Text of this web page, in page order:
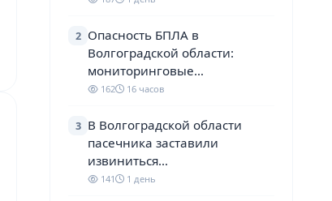
2 Опасность БПЛА в
Волгоградской области:
мониторинговые…
162 16 часов
3 В Волгоградской области
пасечника заставили
извиниться…
141 1 день